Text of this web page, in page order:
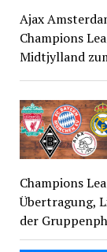
Ajax
Champions
Midtjylland
Champions
Übertragung,
der